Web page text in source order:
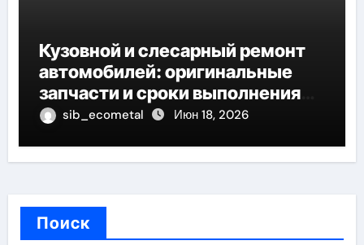
Кузовной и слесарный ремонт
автомобилей: оригинальные
запчасти и сроки выполнения
работ
sib_ecometal Июн 18, 2026
Поиск